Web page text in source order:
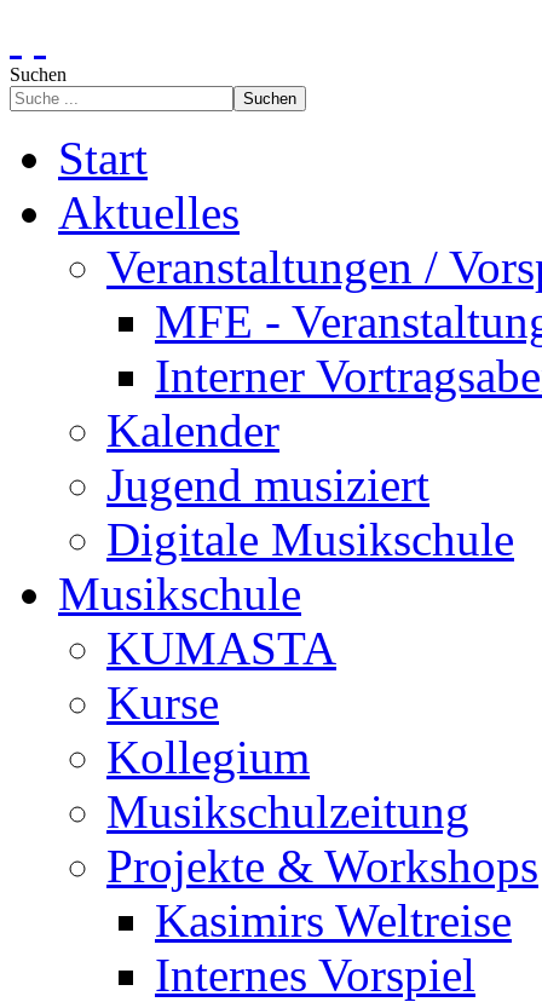
Suchen
Suchen
Start
Aktuelles
Veranstaltungen /
MFE -
Interner
Kalender
Jugend musiziert
Digitale Musikschule
Musikschule
KUMASTA
Kurse
Kollegium
Musikschulzeitung
Projekte & Workshops
Kasimirs Weltreise
Internes Vorspiel